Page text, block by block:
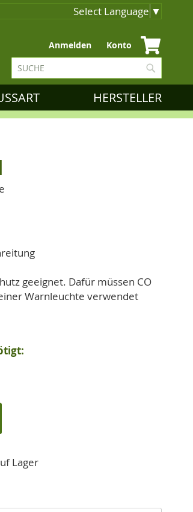
Select Language ▼
Zum
Inhalt
springen
Anmelden Konto
Suche
HERSTELLER
geeignet. Dafür müssen CO
Warnleuchte verwendet
Lager